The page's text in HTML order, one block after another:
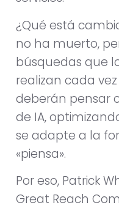
¿Qué está
no ha muerto,
búsquedas que
realizan cada
deberán pensar
de IA,
se adapte a la
«piensa».
Por eso, Patrick
Great Reach